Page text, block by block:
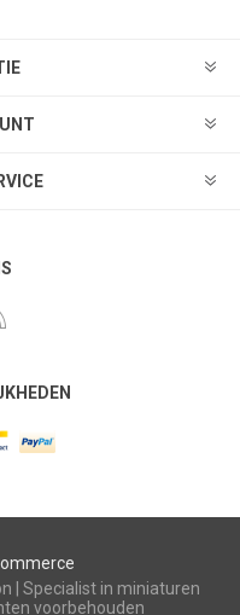
| Specialist in miniaturen
voorbehouden